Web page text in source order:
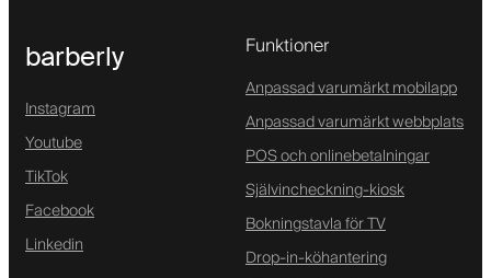
barberly
Instagram
Youtube
TikTok
Facebook
Linkedin
Funktioner
Anpassad varumärkt mobilapp
Anpassad varumärkt webbplats
POS och onlinebetalningar
Självincheckning-kiosk
Bokningstavla för TV
Drop-in-köhantering